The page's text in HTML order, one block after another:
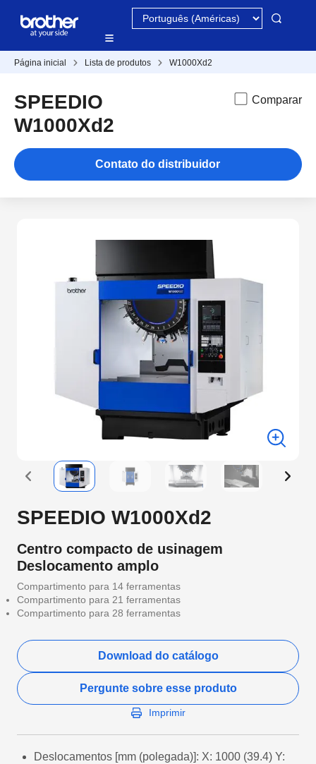
Página inicial Lista de produtos W1000Xd2
SPEEDIO
W1000Xd2
Comparar
Contato do distribuidor
SPEEDIO W1000Xd2
Centro compacto de usinagem
Deslocamento amplo
Compartimento para 14 ferramentas
Compartimento para 21 ferramentas
Compartimento para 28 ferramentas
Download do catálogo
Pergunte sobre esse produto
Imprimir
Deslocamentos [mm (polegada)]: X: 1000 (39.4) Y: